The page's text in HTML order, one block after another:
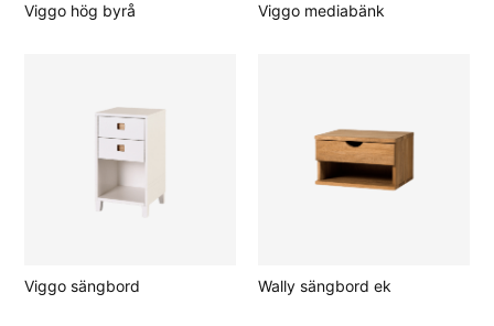
Viggo hög byrå Viggo mediabänk
Viggo sängbord Wally sängbord ek